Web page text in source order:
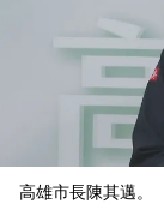
高雄市長陳其邁。